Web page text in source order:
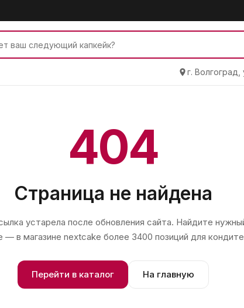
г.
404
Страница не найдена
устарела после обновления сайта. Найдите
— в магазине nextcake более 3400 позиций для
Перейти в каталог На главную